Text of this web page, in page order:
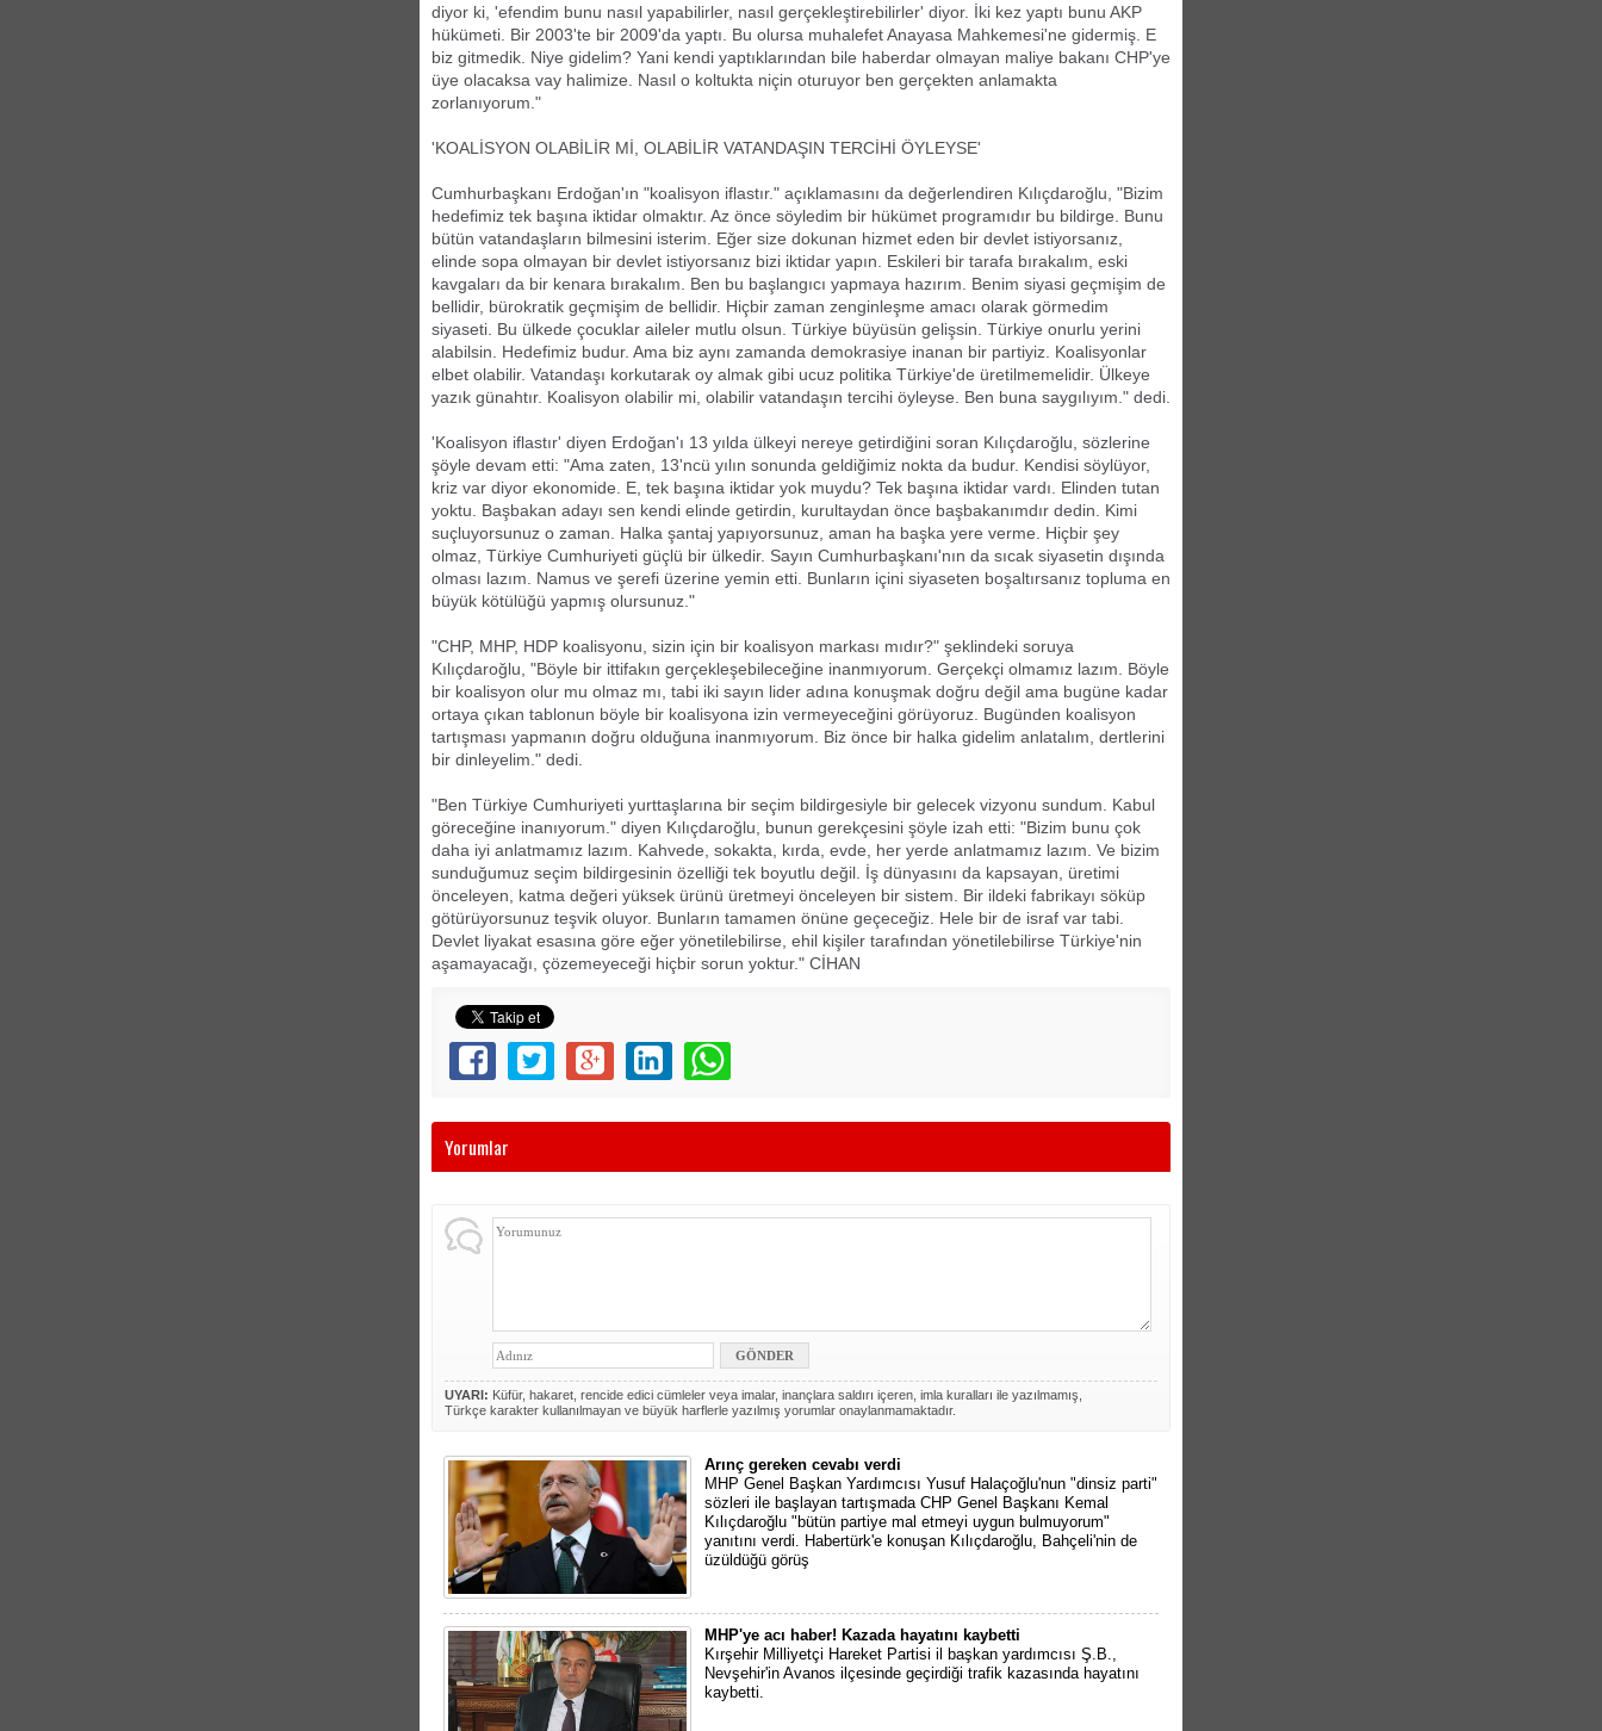
diyor ki, 'efendim bunu nasıl yapabilirler, nasıl gerçekleştirebilirler' diyor. İki kez yaptı bunu AKP
hükümeti. Bir 2003'te bir 2009'da yaptı. Bu olursa muhalefet Anayasa Mahkemesi'ne gidermiş. E
biz gitmedik. Niye gidelim? Yani kendi yaptıklarından bile haberdar olmayan maliye bakanı CHP'ye
üye olacaksa vay halimize. Nasıl o koltukta niçin oturuyor ben gerçekten anlamakta
zorlanıyorum."
'KOALİSYON OLABİLİR Mİ, OLABİLİR VATANDAŞIN TERCİHİ ÖYLEYSE'
Cumhurbaşkanı Erdoğan'ın "koalisyon iflastır." açıklamasını da değerlendiren Kılıçdaroğlu, "Bizim
hedefimiz tek başına iktidar olmaktır. Az önce söyledim bir hükümet programıdır bu bildirge. Bunu
bütün vatandaşların bilmesini isterim. Eğer size dokunan hizmet eden bir devlet istiyorsanız,
elinde sopa olmayan bir devlet istiyorsanız bizi iktidar yapın. Eskileri bir tarafa bırakalım, eski
kavgaları da bir kenara bırakalım. Ben bu başlangıcı yapmaya hazırım. Benim siyasi geçmişim de
bellidir, bürokratik geçmişim de bellidir. Hiçbir zaman zenginleşme amacı olarak görmedim
siyaseti. Bu ülkede çocuklar aileler mutlu olsun. Türkiye büyüsün gelişsin. Türkiye onurlu yerini
alabilsin. Hedefimiz budur. Ama biz aynı zamanda demokrasiye inanan bir partiyiz. Koalisyonlar
elbet olabilir. Vatandaşı korkutarak oy almak gibi ucuz politika Türkiye'de üretilmemelidir. Ülkeye
yazık günahtır. Koalisyon olabilir mi, olabilir vatandaşın tercihi öyleyse. Ben buna saygılıyım." dedi.
'Koalisyon iflastır' diyen Erdoğan'ı 13 yılda ülkeyi nereye getirdiğini soran Kılıçdaroğlu, sözlerine
şöyle devam etti: "Ama zaten, 13'ncü yılın sonunda geldiğimiz nokta da budur. Kendisi söylüyor,
kriz var diyor ekonomide. E, tek başına iktidar yok muydu? Tek başına iktidar vardı. Elinden tutan
yoktu. Başbakan adayı sen kendi elinde getirdin, kurultaydan önce başbakanımdır dedin. Kimi
suçluyorsunuz o zaman. Halka şantaj yapıyorsunuz, aman ha başka yere verme. Hiçbir şey
olmaz, Türkiye Cumhuriyeti güçlü bir ülkedir. Sayın Cumhurbaşkanı'nın da sıcak siyasetin dışında
olması lazım. Namus ve şerefi üzerine yemin etti. Bunların içini siyaseten boşaltırsanız topluma en
büyük kötülüğü yapmış olursunuz."
"CHP, MHP, HDP koalisyonu, sizin için bir koalisyon markası mıdır?" şeklindeki soruya
Kılıçdaroğlu, "Böyle bir ittifakın gerçekleşebileceğine inanmıyorum. Gerçekçi olmamız lazım. Böyle
bir koalisyon olur mu olmaz mı, tabi iki sayın lider adına konuşmak doğru değil ama bugüne kadar
ortaya çıkan tablonun böyle bir koalisyona izin vermeyeceğini görüyoruz. Bugünden koalisyon
tartışması yapmanın doğru olduğuna inanmıyorum. Biz önce bir halka gidelim anlatalım, dertlerini
bir dinleyelim." dedi.
"Ben Türkiye Cumhuriyeti yurttaşlarına bir seçim bildirgesiyle bir gelecek vizyonu sundum. Kabul
göreceğine inanıyorum." diyen Kılıçdaroğlu, bunun gerekçesini şöyle izah etti: "Bizim bunu çok
daha iyi anlatmamız lazım. Kahvede, sokakta, kırda, evde, her yerde anlatmamız lazım. Ve bizim
sunduğumuz seçim bildirgesinin özelliği tek boyutlu değil. İş dünyasını da kapsayan, üretimi
önceleyen, katma değeri yüksek ürünü üretmeyi önceleyen bir sistem. Bir ildeki fabrikayı söküp
götürüyorsunuz teşvik oluyor. Bunların tamamen önüne geçeceğiz. Hele bir de israf var tabi.
Devlet liyakat esasına göre eğer yönetilebilirse, ehil kişiler tarafından yönetilebilirse Türkiye'nin
aşamayacağı, çözemeyeceği hiçbir sorun yoktur." CİHAN
Yorumlar
UYARI: Küfür, hakaret, rencide edici cümleler veya imalar, inançlara saldırı içeren, imla kuralları ile yazılmamış,
Türkçe karakter kullanılmayan ve büyük harflerle yazılmış yorumlar onaylanmamaktadır.
Arınç gereken cevabı verdi
MHP Genel Başkan Yardımcısı Yusuf Halaçoğlu'nun "dinsiz parti"
sözleri ile başlayan tartışmada CHP Genel Başkanı Kemal
Kılıçdaroğlu "bütün partiye mal etmeyi uygun bulmuyorum"
yanıtını verdi. Habertürk'e konuşan Kılıçdaroğlu, Bahçeli'nin de
üzüldüğü görüş
MHP'ye acı haber! Kazada hayatını kaybetti
Kırşehir Milliyetçi Hareket Partisi il başkan yardımcısı Ş.B.,
Nevşehir'in Avanos ilçesinde geçirdiği trafik kazasında hayatını
kaybetti.